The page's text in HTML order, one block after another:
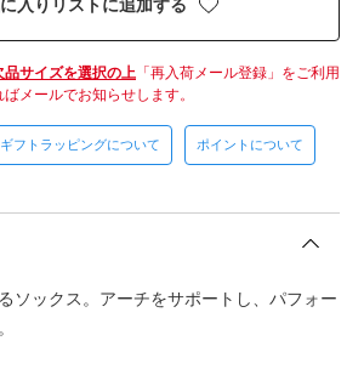
入りリストに追加する
品サイズを選択の上 「再入荷メール登録」をご利用
メールでお知らせします。
ギフトラッピングについて ポイントについて
ソックス。アーチをサポートし、パフォー